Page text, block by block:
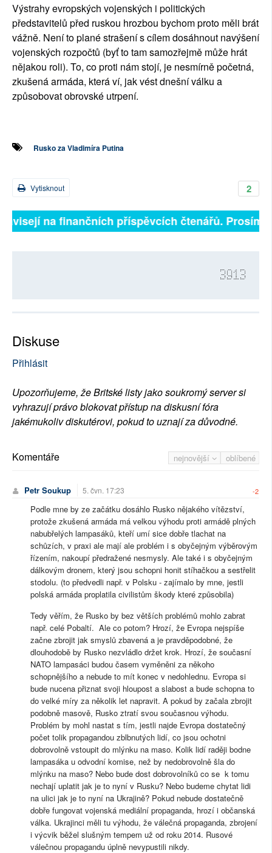
Výstrahy evropských vojenských i politických
představitelů před ruskou hrozbou bychom proto měli brát
vážně. Není to plané strašení s cílem dosáhnout navýšení
vojenských rozpočtů (byť to tam samozřejmě může hrát
nějakou roli). To, co proti nám stojí, je nesmírně početná,
zkušená armáda, která ví, jak vést dnešní válku a
způsobovat obrovské utrpení.
Rusko za Vladimíra Putina
2
Vytisknout
na finančních příspěvcích čtenářů. Prosíme,
3913
Diskuse
Přihlásit
Upozorňujeme, že Britské listy jako soukromý server si
vyhrazují právo blokovat přístup na diskusní fóra
jakémukoliv diskutérovi, pokud to uznají za důvodné.
nejnovější oblíbené
Komentáře
Petr Soukup 5. čvn. 17:23 -2
Podle mne by ze začátku dosáhlo Rusko nějakého vítězství,
protože zkušená armáda má velkou výhodu proti armádě plných
nabubřelých lampasáků, kteří umí sice dobře tlachat na
schůzích, v praxi ale mají ale problém i s obyčejným výběrovým
řízením, nakoupí předražené nesmysly. Ale také i s obyčejným
dálkovým dronem, který jsou schopni honit stíhačkou a sestřelit
stodolu. (to předvedli např. v Polsku - zajímalo by mne, jestli
polská armáda proplatila civilistům škody které způsobila)
Tedy věřím, že Rusko by bez větších problémů mohlo zabrat
např. celé Pobaltí. Ale co potom? Hrozí, že Evropa nejspíše
začne zbrojit jak smyslů zbavená a je pravděpodobné, že
dlouhodobě by Rusko nezvládlo držet krok. Hrozí, že současní
NATO lampasáci budou časem vyměněni za někoho
schopnějšího a nebude to mít konec v nedohlednu. Evropa si
bude nucena přiznat svoji hloupost a slabost a bude schopna to
do velké míry za několik let napravit. A pokud by začala zbrojit
podobně masově, Rusko ztratí svou současnou výhodu.
Problém by mohl nastat s tím, jestli najde Evropa dostatečný
počet tolik propagandou zblbnutých lidí, co jsou ochotni
dobrovolně vstoupit do mlýnku na maso. Kolik lidí raději bodne
lampasáka u odvodní komise, než by nedobrovolně šla do
mlýnku na maso? Nebo bude dost dobrovolníků co se k tomu
nechají uplatit jak je to nyní v Rusku? Nebo budeme chytat lidi
na ulici jak je to nyní na Ukrajině? Pokud nebude dostatečně
dobře fungovat vojenská mediální propaganda, hrozí i občanská
válka. Ukrajinci měli tu výhodu, že válečná propaganda, zbrojení
i výcvik běžel slušným tempem už od roku 2014. Rusové
válečnou propagandu úplně nevypustili nikdy.